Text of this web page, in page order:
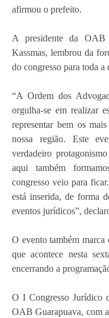
afirmou o prefeito.
A presidente da OAB
Kassmas, lembrou da
do congresso para toda
“A Ordem dos
orgulha-se em realizar
representar bem os
nossa região. Este
verdadeiro
aqui também
congresso veio para
está inserida, de forma
eventos jurídicos”,
O evento também
que acontece nesta
encerrando a
O I Congresso Jurídico
OAB Guarapuava, com